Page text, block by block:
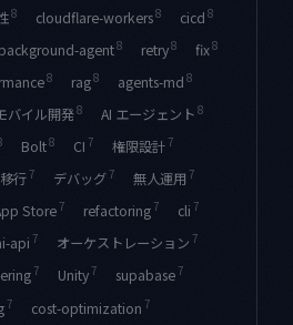
8 cloudflare-workers8 cicd 8
background-agent8 retry8 fix8
8 rag8 agents-md 8
バイル開発8 AI エージェント 8
Bolt8 CI 7 権限設計7
移行7 デバッグ7 無人運用 7
Store7 refactoring7 cli 7
api7 オーケストレーション 7
7 Unity7 supabase 7
7 cost-optimization 7